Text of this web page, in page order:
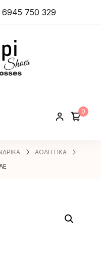
750 329
KIOSSES
0
ΑΘΛΗΤΙΚΑ